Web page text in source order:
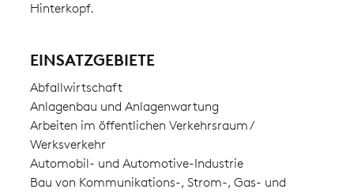
Hinterkopf.
EINSATZGEBIETE
Abfallwirtschaft
Anlagenbau und Anlagenwartung
Arbeiten im öffentlichen Verkehrsraum /
Werksverkehr
Automobil- und Automotive-Industrie
Bau von Kommunikations-, Strom-, Gas- und